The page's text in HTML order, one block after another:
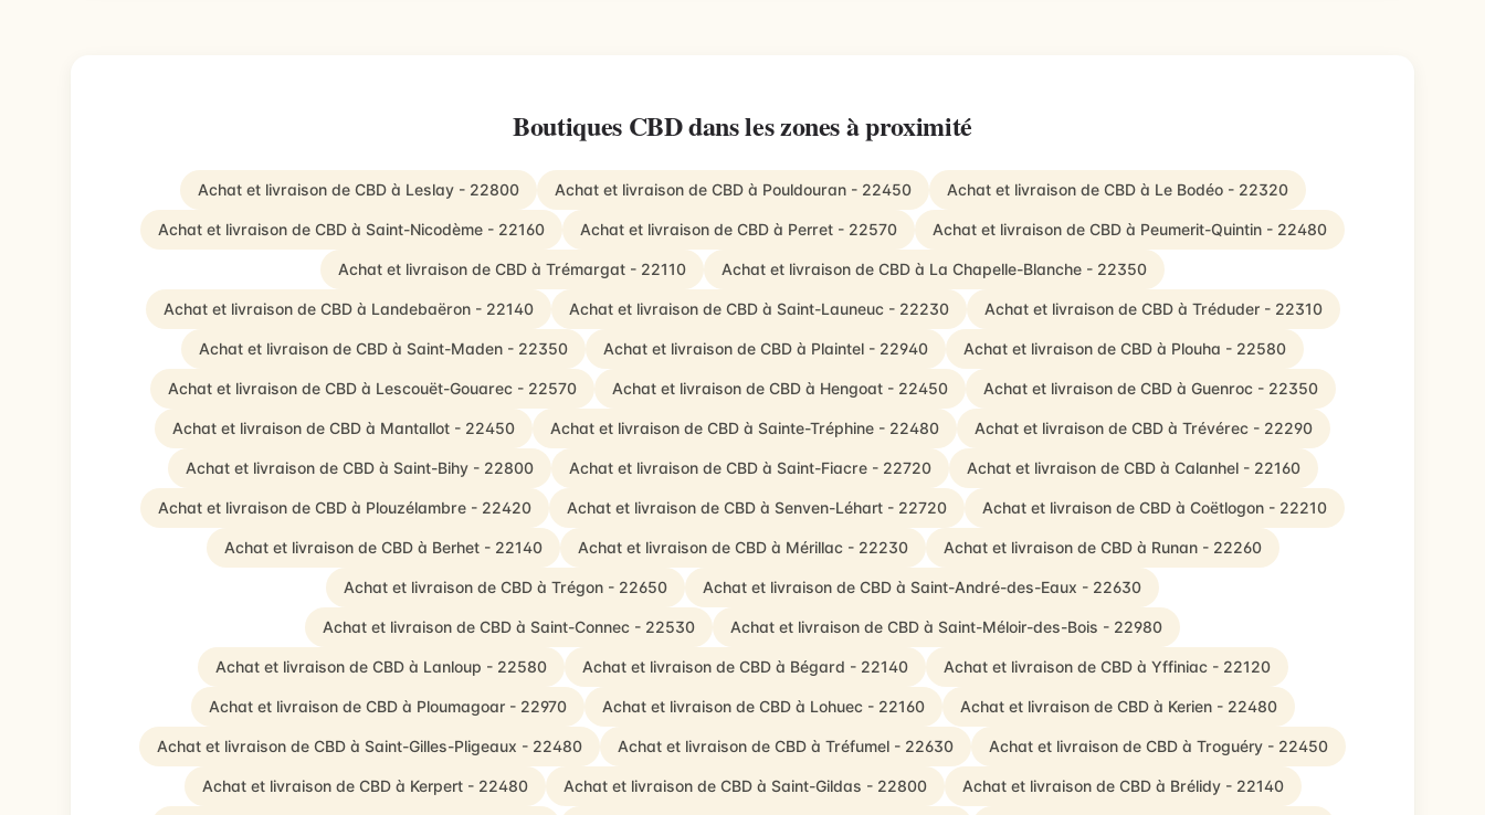
Boutiques CBD dans les zones à proximité
Achat et livraison de CBD à Leslay - 22800 Achat et livraison de CBD à Pouldouran - 22450 Achat et livraison de CBD à Le Bodéo - 22320
Achat et livraison de CBD à Saint-Nicodème - 22160 Achat et livraison de CBD à Perret - 22570 Achat et livraison de CBD à Peumerit-Quintin - 22480
Achat et livraison de CBD à Trémargat - 22110 Achat et livraison de CBD à La Chapelle-Blanche - 22350
Achat et livraison de CBD à Landebaëron - 22140 Achat et livraison de CBD à Saint-Launeuc - 22230 Achat et livraison de CBD à Tréduder - 22310
Achat et livraison de CBD à Saint-Maden - 22350 Achat et livraison de CBD à Plaintel - 22940 Achat et livraison de CBD à Plouha - 22580
Achat et livraison de CBD à Lescouët-Gouarec - 22570 Achat et livraison de CBD à Hengoat - 22450 Achat et livraison de CBD à Guenroc - 22350
Achat et livraison de CBD à Mantallot - 22450 Achat et livraison de CBD à Sainte-Tréphine - 22480 Achat et livraison de CBD à Trévérec - 22290
Achat et livraison de CBD à Saint-Bihy - 22800 Achat et livraison de CBD à Saint-Fiacre - 22720 Achat et livraison de CBD à Calanhel - 22160
Achat et livraison de CBD à Plouzélambre - 22420 Achat et livraison de CBD à Senven-Léhart - 22720 Achat et livraison de CBD à Coëtlogon - 22210
Achat et livraison de CBD à Berhet - 22140 Achat et livraison de CBD à Mérillac - 22230 Achat et livraison de CBD à Runan - 22260
Achat et livraison de CBD à Trégon - 22650 Achat et livraison de CBD à Saint-André-des-Eaux - 22630
Achat et livraison de CBD à Saint-Connec - 22530 Achat et livraison de CBD à Saint-Méloir-des-Bois - 22980
Achat et livraison de CBD à Lanloup - 22580 Achat et livraison de CBD à Bégard - 22140 Achat et livraison de CBD à Yffiniac - 22120
Achat et livraison de CBD à Ploumagoar - 22970 Achat et livraison de CBD à Lohuec - 22160 Achat et livraison de CBD à Kerien - 22480
Achat et livraison de CBD à Saint-Gilles-Pligeaux - 22480 Achat et livraison de CBD à Tréfumel - 22630 Achat et livraison de CBD à Troguéry - 22450
Achat et livraison de CBD à Kerpert - 22480 Achat et livraison de CBD à Saint-Gildas - 22800 Achat et livraison de CBD à Brélidy - 22140